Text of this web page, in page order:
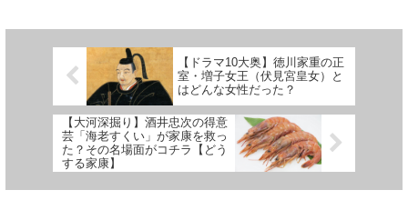
【ドラマ10大奥】徳川家重の正
室・増子女王（伏見宮皇女）と
はどんな女性だった？
【大河深掘り】酒井忠次の得意
芸「海老すくい」が家康を救っ
た？その名場面がコチラ【どう
する家康】